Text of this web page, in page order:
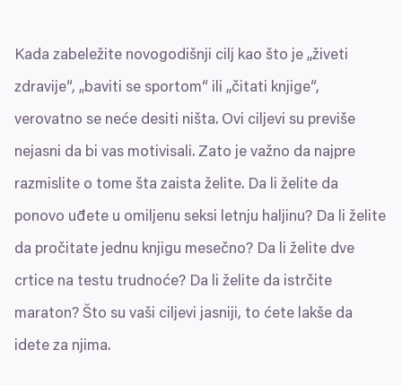
Kada zabeležite novogodišnji cilj kao što je „živeti
zdravije“, „baviti se sportom“ ili „čitati knjige“,
verovatno se neće desiti ništa. Ovi ciljevi su previše
nejasni da bi vas motivisali. Zato je važno da najpre
razmislite o tome šta zaista želite. Da li želite da
ponovo uđete u omiljenu seksi letnju haljinu? Da li želite
da pročitate jednu knjigu mesečno? Da li želite dve
crtice na testu trudnoće? Da li želite da istrčite
maraton? Što su vaši ciljevi jasniji, to ćete lakše da
idete za njima.